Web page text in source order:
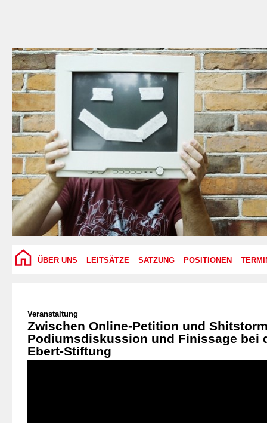
ÜBER UNS LEITSÄTZE SATZUNG POSITIONEN
Veranstaltung
Zwischen Online-Petition und
Podiumsdiskussion und Finissage bei
Ebert-Stiftung